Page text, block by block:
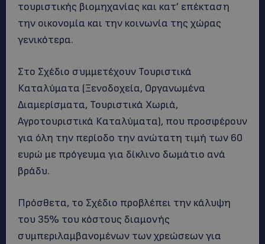
τουριστικής βιομηχανίας και κατ’ επέκταση
την οικονομία και την κοινωνία της χώρας
γενικότερα.
Στο Σχέδιο συμμετέχουν Τουριστικά
Καταλύματα (Ξενοδοχεία, Οργανωμένα
Διαμερίσματα, Τουριστικά Χωριά,
Αγροτουριστικά Καταλύματα), που προσφέρουν
για όλη την περίοδο την ανώτατη τιμή των 60
ευρώ με πρόγευμα για δίκλινο δωμάτιο ανά
βράδυ.
Πρόσθετα, τo Σχέδιο προβλέπει την κάλυψη
του 35% του κόστους διαμονής
συμπεριλαμβανομένων των χρεώσεων για